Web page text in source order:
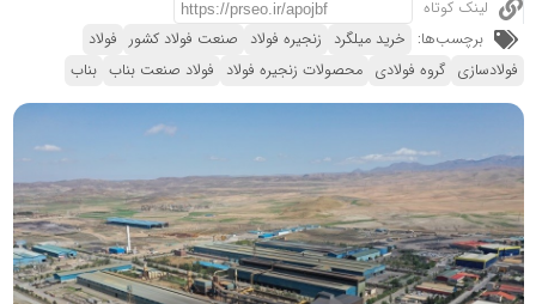
لینک کوتاه
برچسب‌ها: خرید میلگرد زنجیره فولاد صنعت فولاد کشور فولاد
فولادسازی گروه فولادی محصولات زنجیره فولاد فولاد صنعت بناب بناب